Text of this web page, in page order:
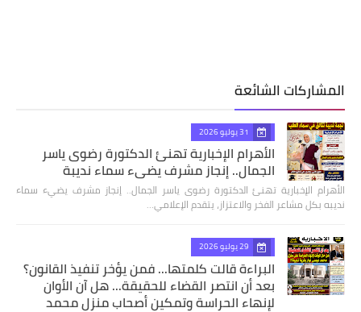
المشاركات الشائعة
31 يوليو 2026
الأهرام الإخبارية تهنئ الدكتورة رضوى ياسر
الجمال.. إنجاز مشرف يضيء سماء نديبة
الأهرام الإخبارية تهنئ الدكتورة رضوى ياسر الجمال.. إنجاز مشرف يضيء سماء
نديبه بكل مشاعر الفخر والاعتزاز، يتقدم الإعلامي…
29 يوليو 2026
البراءة قالت كلمتها... فمن يؤخر تنفيذ القانون؟
بعد أن انتصر القضاء للحقيقة... هل آن الأوان
لإنهاء الحراسة وتمكين أصحاب منزل محمد